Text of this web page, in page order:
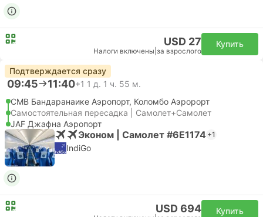
USD 27
Налоги включены за взрослого
Купить
Подтверждается сразу
09:45 11:40+1 1 д. 1 ч. 55 м.
CMB Бандаранаике Аэропорт, Коломбо Аэророрт
Самостоятельная пересадка | Самолет+Самолет
JAF Джафна Аэропорт
Эконом | Самолет #6E1174 +1
IndiGo
USD 694 Купить